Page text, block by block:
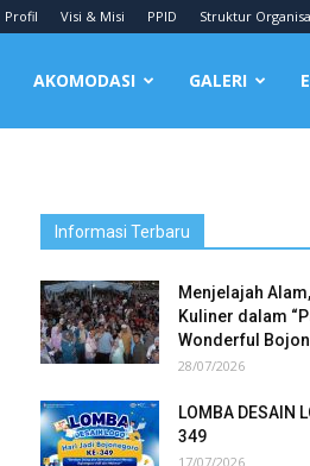
Profil Visi & Misi PPID Struktur
AKOMODASI GALERI
Informasi Terbaru
Menjelajah
Kuliner dalam
Wonderful
28/07/2026
LOMBA DESAIN
349
17/07/2026